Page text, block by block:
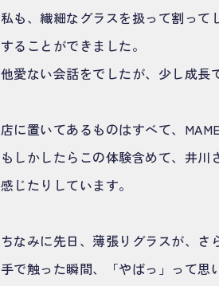
私も、繊細なグラスを扱って割って
することができました。
他愛ない会話をでしたが、少し成長
店に置いてあるものはすべて、
もしかしたらこの体験含めて、井
感じたりしています。
ちなみに先日、薄張りグラスが、さ
手で触った瞬間、「やばっ」って思